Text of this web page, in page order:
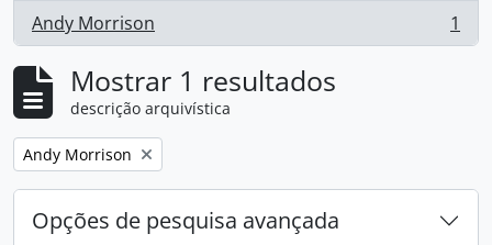
Andy Morrison
, 1 resultados 1
Mostrar 1 resultados
descrição arquivística
Remove filter:
Andy Morrison
Opções de pesquisa avançada